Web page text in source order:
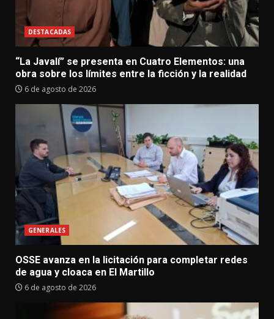
DESTACADAS
“La Javalí” se presenta en Cuatro Elementos: una
obra sobre los límites entre la ficción y la realidad
6 de agosto de 2026
GENERALES
OSSE avanza en la licitación para completar redes
de agua y cloaca en El Martillo
6 de agosto de 2026